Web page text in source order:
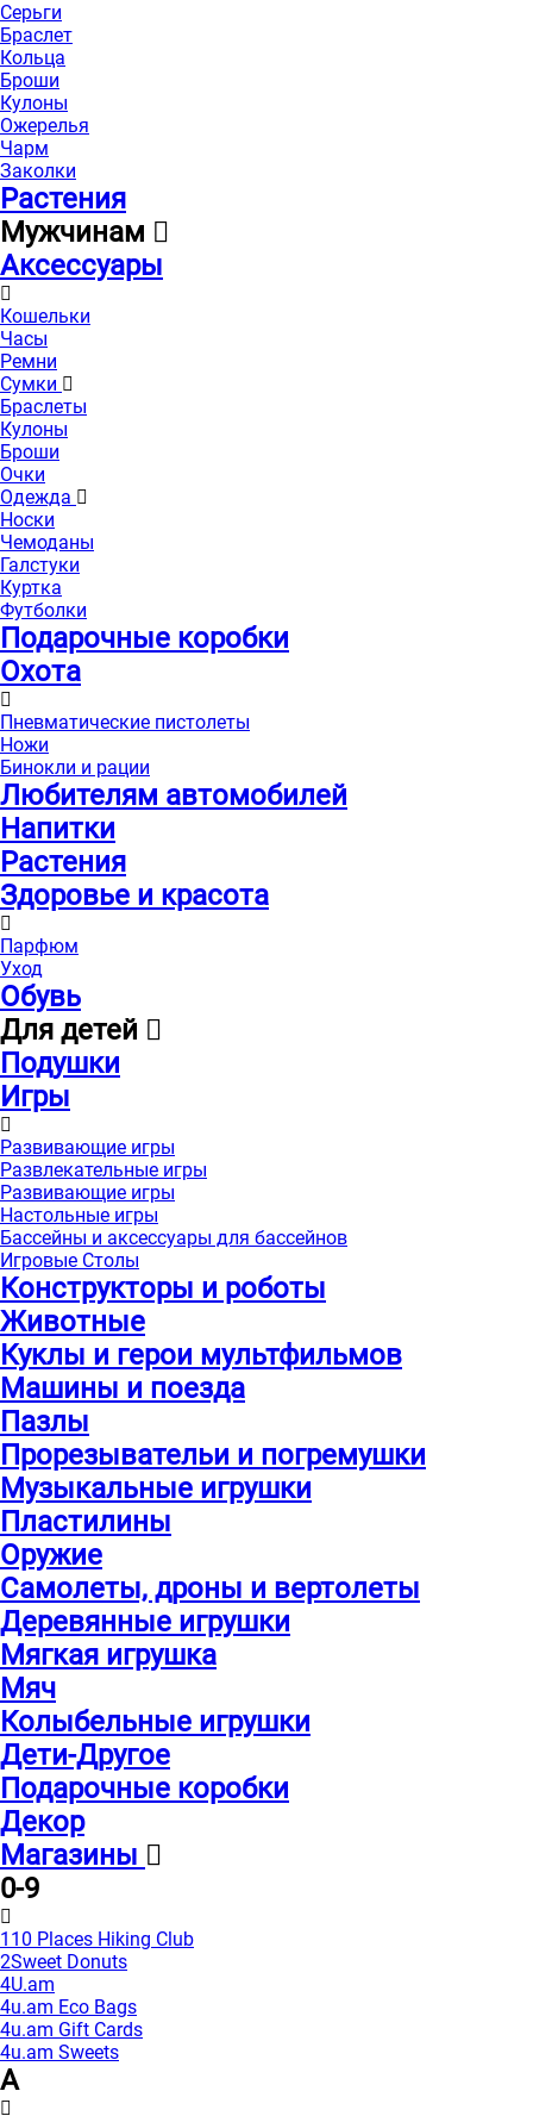
Серьги
Браслет
Кольца
Броши
Кулоны
Ожерелья
Чарм
Заколки
Растения
Мужчинам
Аксессуары
Кошельки
Часы
Ремни
Сумки
Браслеты
Кулоны
Броши
Очки
Одежда
Носки
Чемоданы
Галстуки
Куртка
Футболки
Подарочные коробки
Охота
Пневматические пистолеты
Ножи
Бинокли и рации
Любителям автомобилей
Напитки
Растения
Здоровье и красота
Парфюм
Уход
Обувь
Для детей
Подушки
Игры
Развивающие игры
Развлекательные игры
Развивающие игры
Настольные игры
Бассейны и аксессуары для бассейнов
Игровые Столы
Конструкторы и роботы
Животные
Куклы и герои мультфильмов
Машины и поезда
Пазлы
Прорезывательи и погремушки
Музыкальные игрушки
Пластилины
Оружие
Самолеты, дроны и вертолеты
Деревянные игрушки
Мягкая игрушка
Мяч
Колыбельные игрушки
Дети-Другое
Подарочные коробки
Декор
Магазины
0-9
110 Places Hiking Club
2Sweet Donuts
4U.am
4u.am Eco Bags
4u.am Gift Cards
4u.am Sweets
A